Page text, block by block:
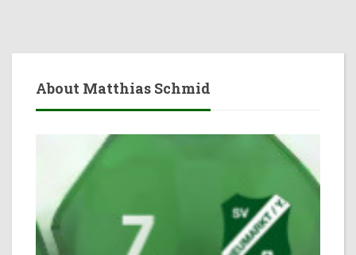
About Matthias Schmid